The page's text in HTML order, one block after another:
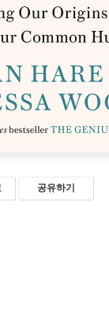
공유하기